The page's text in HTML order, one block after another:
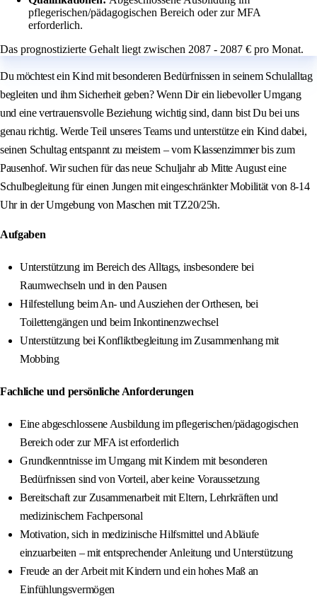
pflegerischen/pädagogischen Bereich oder zur MFA
erforderlich.
Das prognostizierte Gehalt liegt zwischen 2087 - 2087 € pro Monat.
Du möchtest ein Kind mit besonderen Bedürfnissen in seinem Schulalltag
begleiten und ihm Sicherheit geben? Wenn Dir ein liebevoller Umgang
und eine vertrauensvolle Beziehung wichtig sind, dann bist Du bei uns
genau richtig. Werde Teil unseres Teams und unterstütze ein Kind dabei,
seinen Schultag entspannt zu meistern – vom Klassenzimmer bis zum
Pausenhof. Wir suchen für das neue Schuljahr ab Mitte August eine
Schulbegleitung für einen Jungen mit eingeschränkter Mobilität von 8-14
Uhr in der Umgebung von Maschen mit TZ20/25h.
Aufgaben
Unterstützung im Bereich des Alltags, insbesondere bei
Raumwechseln und in den Pausen
Hilfestellung beim An- und Ausziehen der Orthesen, bei
Toilettengängen und beim Inkontinenzwechsel
Unterstützung bei Konfliktbegleitung im Zusammenhang mit
Mobbing
Fachliche und persönliche Anforderungen
Eine abgeschlossene Ausbildung im pflegerischen/pädagogischen
Bereich oder zur MFA ist erforderlich
Grundkenntnisse im Umgang mit Kindern mit besonderen
Bedürfnissen sind von Vorteil, aber keine Voraussetzung
Bereitschaft zur Zusammenarbeit mit Eltern, Lehrkräften und
medizinischem Fachpersonal
Motivation, sich in medizinische Hilfsmittel und Abläufe
einzuarbeiten – mit entsprechender Anleitung und Unterstützung
Freude an der Arbeit mit Kindern und ein hohes Maß an
Einfühlungsvermögen